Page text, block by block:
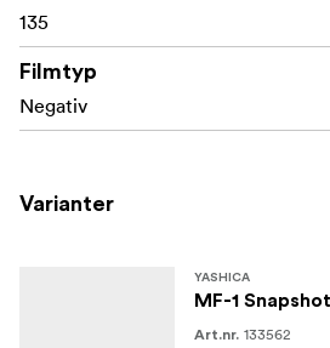
En enkel slutartid runt 1/120s
Fun, snygg design i en mängd
135
Filmtyp
Negativ
Varianter
YASHICA
MF-1
Art.nr. 133562